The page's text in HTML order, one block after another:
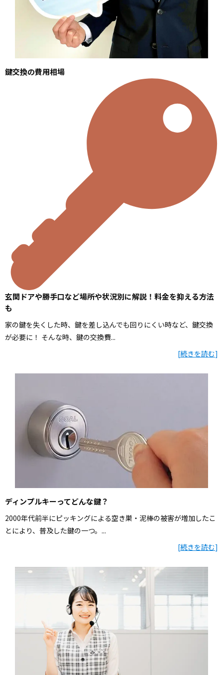
鍵交換の費用相場
玄関ドアや勝手口など場所や状況別に解説！料金を抑える方法
も
家の鍵を失くした時、鍵を差し込んでも回りにくい時など、鍵交換
が必要に！ そんな時、鍵の交換費...
[続きを読む]
ディンプルキーってどんな鍵？
2000年代前半にピッキングによる空き巣・泥棒の被害が増加したこ
とにより、普及した鍵の一つ。...
[続きを読む]